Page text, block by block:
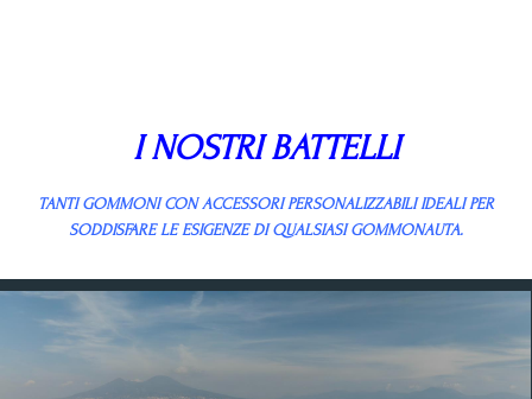
I NOSTRI BATTELLI
TANTI GOMMONI CON ACCESSORI PERSONALIZZABILI IDEALI PER
SODDISFARE LE ESIGENZE DI QUALSIASI GOMMONAUTA.